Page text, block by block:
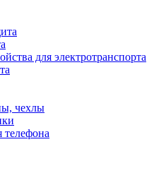
для электротранспорта
чехлы
телефона